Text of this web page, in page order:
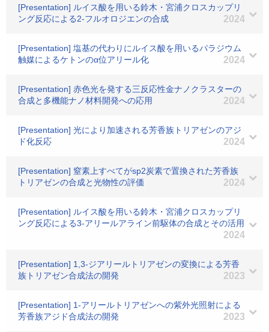
[Presentation] ルイス酸を用いる鈴木・宮浦クロスカップリ
ング反応による2-フルオロジエンの合成
2024
[Presentation] 塩基の代わりにルイス酸を用いるパラジウム
触媒によるケトンのα位アリール化
2024
[Presentation] 赤色光を発する三反応性金ナノクラスターの
合成と多機能ナノ材料開発への応用
2024
[Presentation] 光により加速される芳香族トリアゼンのアジ
ド化反応
2024
[Presentation] 窒素上すべてがsp2炭素で置換された芳香族
トリアゼンの合成と光物性の評価
2024
[Presentation] ルイス酸を用いる鈴木・宮浦クロスカップリ
ング反応による3-アリールアライン前駆体の合成とその活用
2024
[Presentation] 1,3-ジアリールトリアゼンの変換による芳香
族トリアゼン合成法の開発
2023
[Presentation] 1-アリールトリアゼンへの紫外光照射による
芳香族アジド合成法の開発
2023